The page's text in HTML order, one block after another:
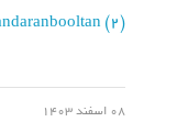
(2)
08 اسفند 1403